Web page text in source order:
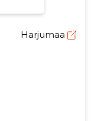
Harjumaa